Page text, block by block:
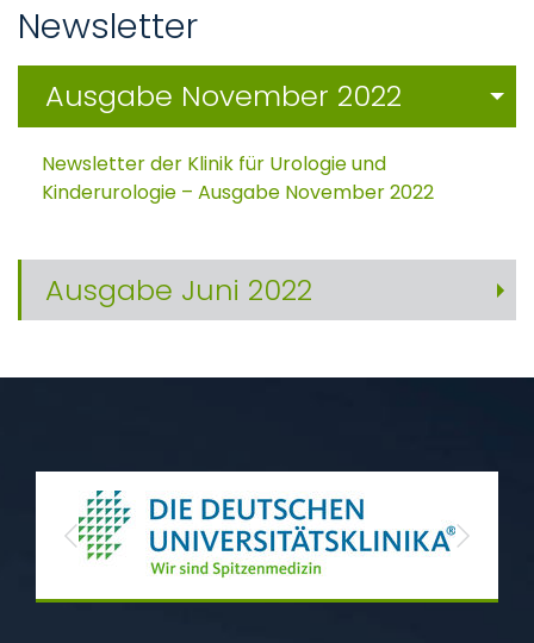
Newsletter
Ausgabe November 2022
Newsletter der Klinik für Urologie und
Kinderurologie – Ausgabe November 2022
Ausgabe Juni 2022
Previous Next